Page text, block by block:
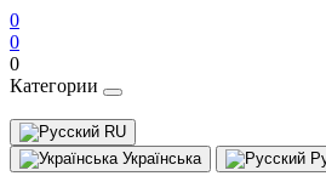
0
0
0
Категории
RU
Українська